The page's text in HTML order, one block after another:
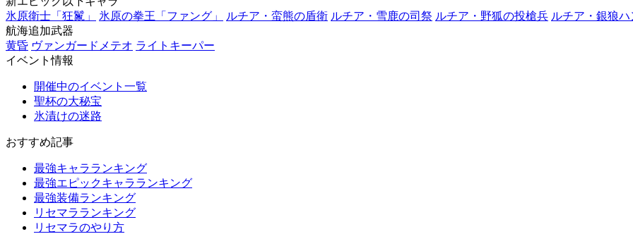
氷原衛士「狂鬣」
氷原の拳王「ファング」 ルチア・蛮熊の盾衛 ルチア・雪鹿の司祭 ルチア・野狐の投槍兵 ルチア・銀狼
航海追加武器
黄昏 ヴァンガードメテオ ライトキーパー
イベント情報
開催中のイベント一覧
聖杯の大秘宝
氷漬けの迷路
おすすめ記事
最強キャラランキング
最強エピックキャラランキング
最強装備ランキング
リセマラランキング
リセマラのやり方